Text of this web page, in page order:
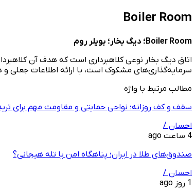
Boiler Room
Boiler Room؛ دیگ بخار؛ بویلر روم
اتاق دیگ بخار نوعی کلاهبرداری است که هدف آن
سرمایه‌گذاری‌های مشکوک است، با ارائه اطلاعات جعلی
مطالب مرتبط با واژه
سقف و کف روزانه؛ نواحی حمایتی و مقاومت مهم برای
احسان /
4 ساعت ago
صندوق‌های طلا در ایران؛ پناهگاه امن یا تله هیجانی؟
احسان /
1 روز ago